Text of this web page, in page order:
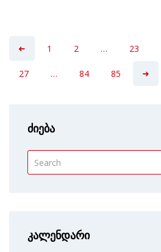
1 2 … 23
27 … 84 85
ძიება
კალენდარი